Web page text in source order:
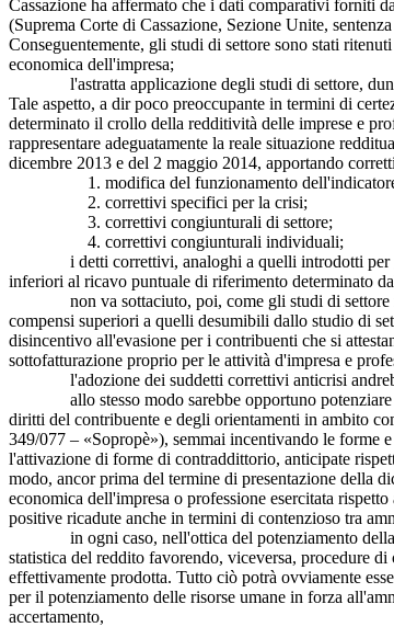
Cassazione ha affermato che i dati comparativi forniti
(Suprema Corte di Cassazione, Sezione Unite,
Conseguentemente, gli studi di settore sono stati
economica dell'impresa;
l'astratta applicazione degli studi di settore,
Tale aspetto, a dir poco preoccupante in termini di
determinato il crollo della redditività delle imprese e
rappresentare adeguatamente la reale situazione
dicembre 2013 e del 2 maggio 2014, apportando
1. modifica del funzionamento dell'indicatore di
2. correttivi specifici per la crisi;
3. correttivi congiunturali di settore;
4. correttivi congiunturali individuali;
i detti correttivi, analoghi a quelli introdotti per gli
inferiori al ricavo puntuale di riferimento determinato
non va sottaciuto, poi, come gli studi di settore
compensi superiori a quelli desumibili dallo studio di
disincentivo all'evasione per i contribuenti che si
sottofatturazione proprio per le attività d'impresa e
l'adozione dei suddetti correttivi anticrisi andrebbe
allo stesso modo sarebbe opportuno potenziare
diritti del contribuente e degli orientamenti in ambito
349/077 – «Sopropè»), semmai incentivando le forme
l'attivazione di forme di contraddittorio, anticipate
modo, ancor prima del termine di presentazione della
economica dell'impresa o professione esercitata
positive ricadute anche in termini di contenzioso tra
in ogni caso, nell'ottica del potenziamento della
statistica del reddito favorendo, viceversa, procedure
effettivamente prodotta. Tutto ciò potrà ovviamente
per il potenziamento delle risorse umane in forza
accertamento,